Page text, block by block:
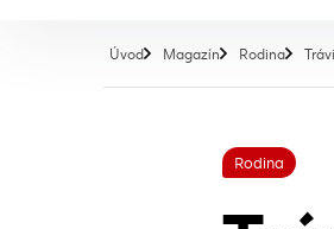
Úvod Magazín Rodina
Rodina